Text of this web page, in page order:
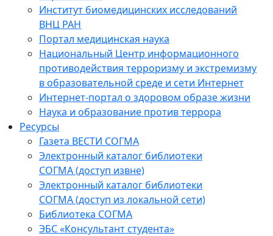
Институт биомедицинских исследований
ВНЦ РАН
Портал медицинская наука
Национальный Центр информационного
противодействия терроризму и экстремизму
в образовательной среде и сети Интернет
Интернет-портал о здоровом образе жизни
Наука и образование против террора
Ресурсы
Газета ВЕСТИ СОГМА
Электронный каталог библиотеки
СОГМА (доступ извне)
Электронный каталог библиотеки
СОГМА (доступ из локальной сети)
Библиотека СОГМА
ЭБС «Консультант студента»